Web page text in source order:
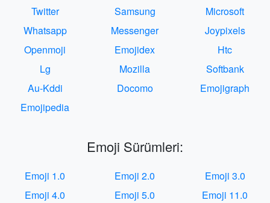
Twitter
Samsung
Microsoft
Whatsapp
Messenger
Joypixels
Openmoji
Emojidex
Htc
Lg
Mozilla
Softbank
Au-Kddi
Docomo
Emojigraph
Emojipedia
Emoji Sürümleri:
Emoji 1.0 Emoji 2.0
Emoji 3.0
Emoji 4.0
Emoji 5.0
Emoji 11.0